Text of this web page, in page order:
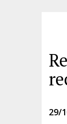
29/